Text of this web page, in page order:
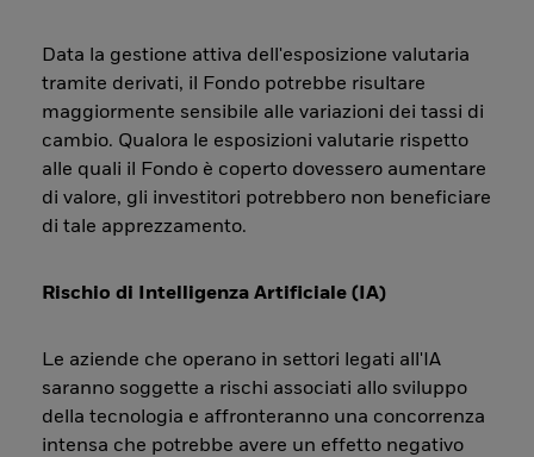
Data la gestione attiva dell'esposizione valutaria
tramite derivati, il Fondo potrebbe risultare
maggiormente sensibile alle variazioni dei tassi di
cambio. Qualora le esposizioni valutarie rispetto
alle quali il Fondo è coperto dovessero aumentare
di valore, gli investitori potrebbero non beneficiare
di tale apprezzamento.
Rischio di Intelligenza Artificiale (IA)
Le aziende che operano in settori legati all'IA
saranno soggette a rischi associati allo sviluppo
della tecnologia e affronteranno una concorrenza
intensa che potrebbe avere un effetto negativo